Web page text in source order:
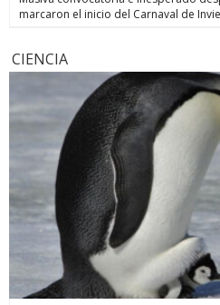
marcaron el inicio del Carnaval de
CIENCIA